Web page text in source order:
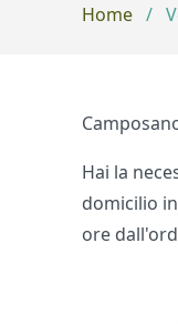
Home /
Hai la
domicilio
ore